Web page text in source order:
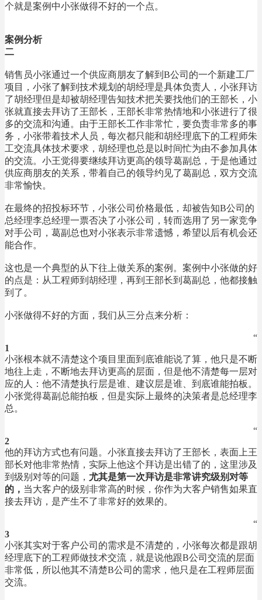
个就是案例中小张做得不好的一个点。
案例分析
二
销售员小张通过一个供应商朋友了解到B公司的一个新建工厂
项目，小张了解到技术规划的胡经理是具体负责人，小张拜访
了胡经理但是却被胡经理告知技术把关要找他们的王部长，小
张就直接去拜访了王部长，王部长非常热情地和小张进行了很
多的交流和沟通。由于王部长工作非常忙，要负责非常多的事
务，小张带着技术人员，每次都只能和胡经理底下的工程师朱
工交流具体技术要求，胡经理也总是以时间忙为由不参加具体
的交流。小王觉得要继续拜访更高的领导葛副总，于是他通过
供应商朋友的关系，带着自己的领导约见了葛副总，双方交流
非常愉快。
在最终的招投标环节，小张公司价格最低，却被告知B公司的
总经理李总经理一票否决了小张公司，转而选用了另一家竞争
对手公司，葛副总也对小张表示非常遗憾，希望以后有机会还
能合作。
这也是一个典型的从下往上做关系的案例。案例中小张做的好
的点是：从工程师到胡经理，再到王部长到葛副总，他都接触
到了。
小张做得不好的方面，我们从三分点来分析：
“
1
小张根本就不清楚这个项目里面到底谁能说了算，他只是不断
地往上走，不断地去拜访更高的层面，但是他不清楚每一层对
应的人：他不清楚执行层是谁、建议层是谁、到底谁能拍板。
小张觉得葛副总能拍板，但是实际上最终的决策者是总经理李
总。
“
2
他的拜访方式也有问题。小张直接去拜访了王部长，表面上王
部长对他非常热情，实际上他这个拜访是出错了的，这里涉及
到级别对等的问题， 尤其是第一次拜访是非常讲究级别对等
的， 当大客户的级别非常高的时候，你作为大客户销售如果直
接去拜访，是产生不了非常好的效果的。
“
3
小张其实对于客户公司的需求是不清楚的，小张每次都是跟胡
经理底下的工程师做技术交流，就是说他跟B公司交流的层面
非常低，所以他其不清楚B公司的需求，他只是在工程师层面
交流。